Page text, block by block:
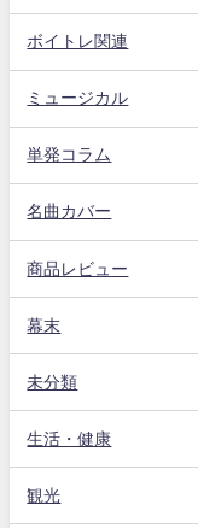
ボイトレ関連
ミュージカル
単発コラム
名曲カバー
商品レビュー
幕末
未分類
生活・健康
観光